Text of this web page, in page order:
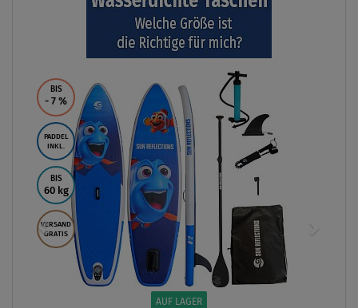
BIS
- 7 %
PADDEL
INKL.
BIS
60 kg
VERSAND
GRATIS
AUF LAGER